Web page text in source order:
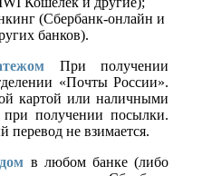
(Сбербанк-онлайн и
банков).
При получении
«Почты России».
картой или наличными
получении посылки.
перевод не взимается.
в любом банке (либо